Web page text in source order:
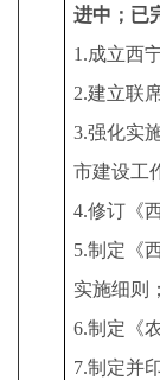
进中；已
1.成立西
2.建立联
3.强化实
市建设工
4.修订《
5.制定《
实施细则；
6.制定《
7.制定并